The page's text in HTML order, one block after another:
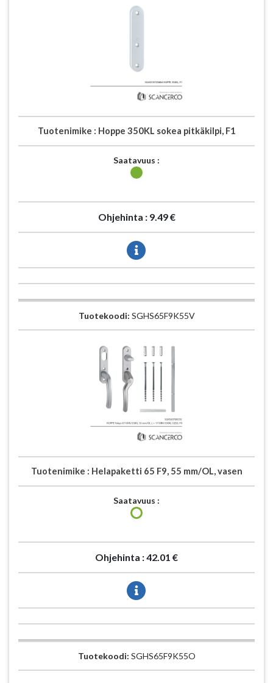
Tuotenimike : Hoppe 350KL sokea pitkäkilpi, F1
Saatavuus :
Ohjehinta : 9.49 €
Tuotekoodi: SGHS65F9K55V
Tuotenimike : Helapaketti 65 F9, 55 mm/OL, vasen
Saatavuus :
Ohjehinta :42.01 €
Tuotekoodi: SGHS65F9K55O